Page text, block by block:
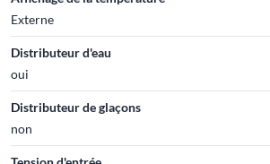
Externe
Distributeur d'eau
oui
Distributeur de glaçons
non